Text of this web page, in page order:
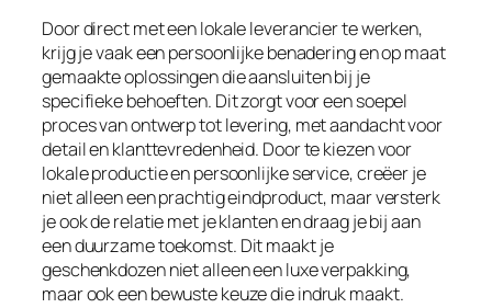
Door direct met een lokale leverancier te werken,
krijg je vaak een persoonlijke benadering en op maat
gemaakte oplossingen die aansluiten bij je
specifieke behoeften. Dit zorgt voor een soepel
proces van ontwerp tot levering, met aandacht voor
detail en klanttevredenheid. Door te kiezen voor
lokale productie en persoonlijke service, creëer je
niet alleen een prachtig eindproduct, maar versterk
je ook de relatie met je klanten en draag je bij aan
een duurzame toekomst. Dit maakt je
geschenkdozen niet alleen een luxe verpakking,
maar ook een bewuste keuze die indruk maakt.